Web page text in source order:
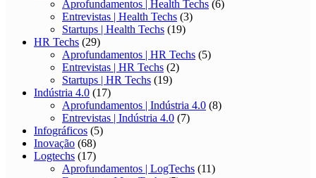
Aprofundamentos | Health Techs (6)
Entrevistas | Health Techs (3)
Startups | Health Techs (19)
HR Techs (29)
Aprofundamentos | HR Techs (5)
Entrevistas | HR Techs (2)
Startups | HR Techs (19)
Indústria 4.0 (17)
Aprofundamentos | Indústria 4.0 (8)
Entrevistas | Indústria 4.0 (7)
Infográficos (5)
Inovação (68)
Logtechs (17)
Aprofundamentos | LogTechs (11)